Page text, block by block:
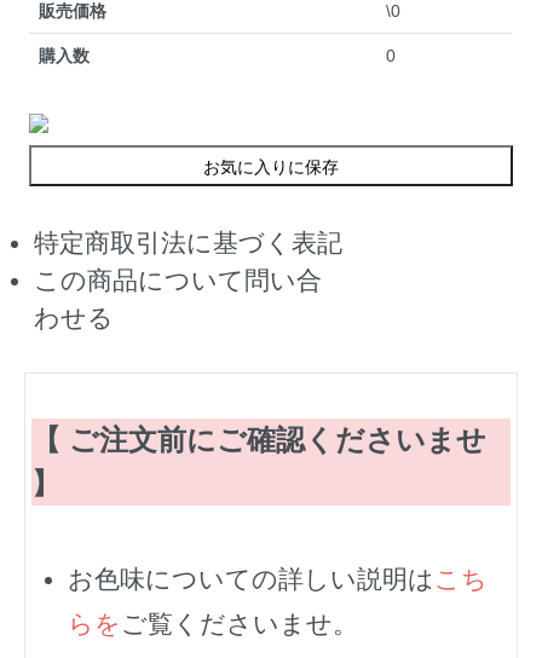
販売価格 \0
購入数 0
お気に入りに保存
特定商取引法に基づく表記
この商品について問い合
わせる
【 ご注文前にご確認くださいませ
】
お色味についての詳しい説明は こち
らを ご覧くださいませ。